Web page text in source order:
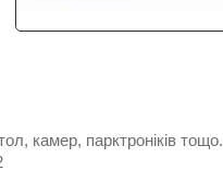
камер, парктроніків тощо.